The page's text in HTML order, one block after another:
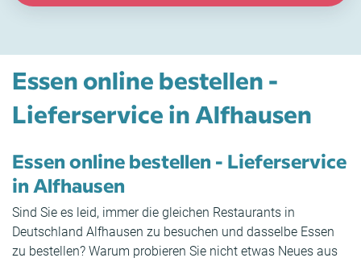
Essen online bestellen -
Lieferservice in Alfhausen
Essen online bestellen - Lieferservice
in Alfhausen
Sind Sie es leid, immer die gleichen Restaurants in
Deutschland Alfhausen zu besuchen und dasselbe Essen
zu bestellen? Warum probieren Sie nicht etwas Neues aus